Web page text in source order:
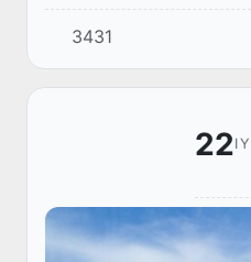
masʼuliyati cheklangan
xodimlar I.O, M.Yu, I.M,
haqilarini...
3431
22